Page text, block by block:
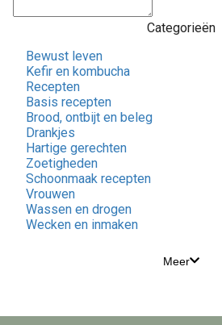
Categorieën
Bewust leven
Kefir en kombucha
Recepten
Basis recepten
Brood, ontbijt en beleg
Drankjes
Hartige gerechten
Zoetigheden
Schoonmaak recepten
Vrouwen
Wassen en drogen
Wecken en inmaken
Meer